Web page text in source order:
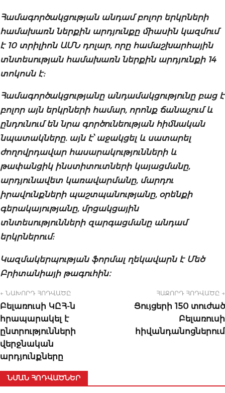
Համագործակցության անդամ բոլոր երկրների
համախառն ներքին արդյունքը միասին կազմում
է 10 տրիլիոն ԱՄՆ դոլար, որը համաշխարհային
տնտեսության համախառն ներքին արդյունքի 14
տոկոսն է:
Համագործակցությանը անդամակցությունը բաց է
բոլոր այն երկրների համար, որոնք ճանաչում և
ընդունում են նրա գործունեության հիմնական
նպատակները. այն է՝ աջակցել և սատարել
ժողովրդավար հասարակությունների և
թափանցիկ ինստիտուտների կայացմանը,
արդյունավետ կառավարմանը, մարդու
իրավունքների պաշտպանությանը, օրենքի
գերակայությանը, մրցակցային
տնտեսությունների զարգացմանը անդամ
երկրներում:
Կազմակերպության ֆորմալ ղեկավարն է Մեծ
Բրիտանիայի թագուհին։
← ՆԱԽՈՐԴ ՀՈԴՎԱԾԸ
Բելառուսի ԿԸՀ-ն
հրապարակել է
ընտրությունների
վերջնական
արդյունքները
ՀԱՋՈՐԴ ՀՈԴՎԱԾԸ →
Ցույցերի 150 տուժած
Բելառուսի
հիվանդանոցներում
ՆՄԱՆ ՀՈԴՎԱԾՆԵՐ